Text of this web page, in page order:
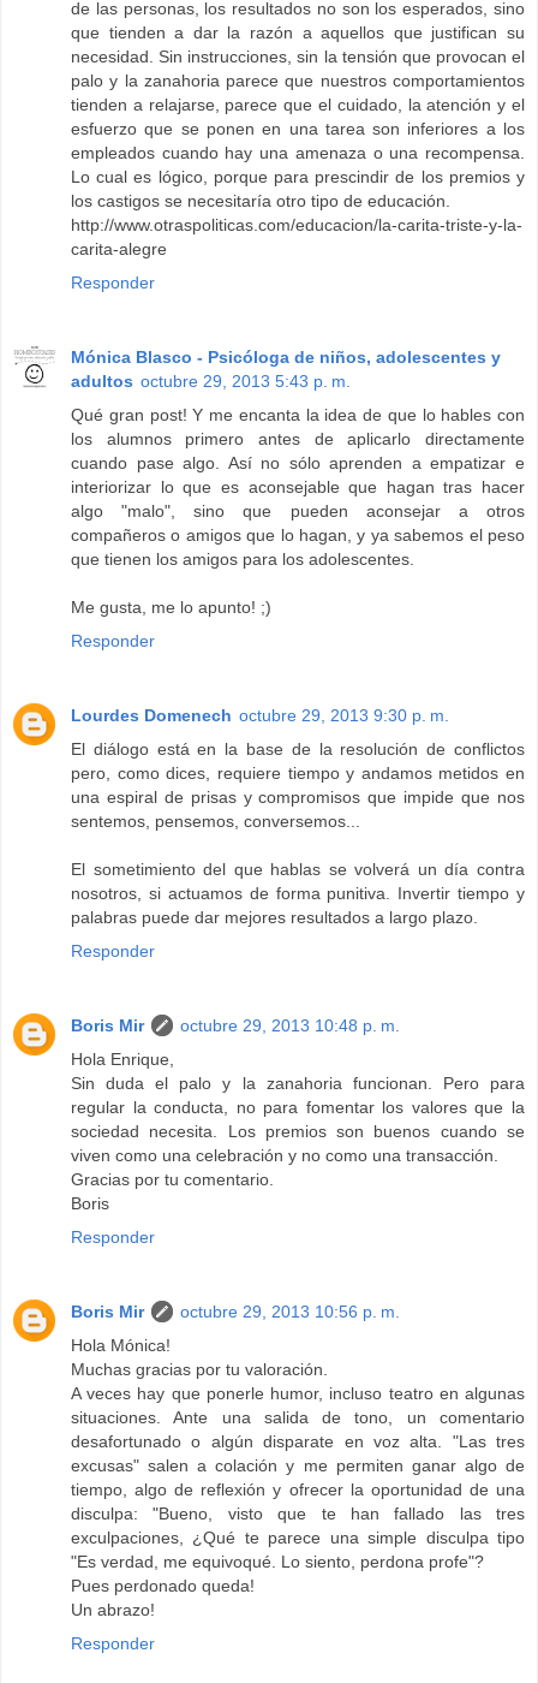
de las personas, los resultados no son los esperados, sino
que tienden a dar la razón a aquellos que justifican su
necesidad. Sin instrucciones, sin la tensión que provocan el
palo y la zanahoria parece que nuestros comportamientos
tienden a relajarse, parece que el cuidado, la atención y el
esfuerzo que se ponen en una tarea son inferiores a los
empleados cuando hay una amenaza o una recompensa.
Lo cual es lógico, porque para prescindir de los premios y
los castigos se necesitaría otro tipo de educación.
http://www.otraspoliticas.com/educacion/la-carita-triste-y-la-
carita-alegre
Responder
Mónica Blasco - Psicóloga de niños, adolescentes y
adultos octubre 29, 2013 5:43 p. m.
Qué gran post! Y me encanta la idea de que lo hables con
los alumnos primero antes de aplicarlo directamente
cuando pase algo. Así no sólo aprenden a empatizar e
interiorizar lo que es aconsejable que hagan tras hacer
algo "malo", sino que pueden aconsejar a otros
compañeros o amigos que lo hagan, y ya sabemos el peso
que tienen los amigos para los adolescentes.
Me gusta, me lo apunto! ;)
Responder
Lourdes Domenech octubre 29, 2013 9:30 p. m.
El diálogo está en la base de la resolución de conflictos
pero, como dices, requiere tiempo y andamos metidos en
una espiral de prisas y compromisos que impide que nos
sentemos, pensemos, conversemos...
El sometimiento del que hablas se volverá un día contra
nosotros, si actuamos de forma punitiva. Invertir tiempo y
palabras puede dar mejores resultados a largo plazo.
Responder
Boris Mir
octubre 29, 2013 10:48 p. m.
Hola Enrique,
Sin duda el palo y la zanahoria funcionan. Pero para
regular la conducta, no para fomentar los valores que la
sociedad necesita. Los premios son buenos cuando se
viven como una celebración y no como una transacción.
Gracias por tu comentario.
Boris
Responder
Boris Mir
octubre 29, 2013 10:56 p. m.
Hola Mónica!
Muchas gracias por tu valoración.
A veces hay que ponerle humor, incluso teatro en algunas
situaciones. Ante una salida de tono, un comentario
desafortunado o algún disparate en voz alta. "Las tres
excusas" salen a colación y me permiten ganar algo de
tiempo, algo de reflexión y ofrecer la oportunidad de una
disculpa: "Bueno, visto que te han fallado las tres
exculpaciones, ¿Qué te parece una simple disculpa tipo
"Es verdad, me equivoqué. Lo siento, perdona profe"?
Pues perdonado queda!
Un abrazo!
Responder